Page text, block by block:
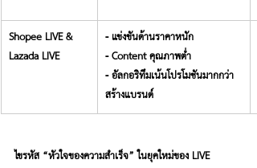
Shopee LIVE &
Lazada LIVE
- แข่งขันด้านราคาหนัก
- Content คุณภาพต่ำ
- อัลกอริทึมเน้นโปรโมชันมากกว่า
สร้างแบรนด์
ไขรหัส “หัวใจของความสำเร็จ” ในยุคใหม่ของ LIVE